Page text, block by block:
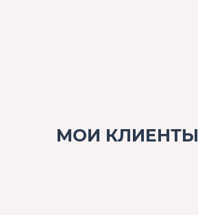
МОИ КЛИЕНТЫ